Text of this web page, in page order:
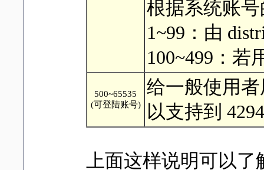
根据系统账
1~99：由
100~499：
500~65535
(可登陆账号)
给一般使用
以支持到
上面这样说明可以了